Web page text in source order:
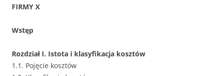
FIRMY X
Wstęp
Rozdział I. Istota i klasyfikacja kosztów
1.1. Pojęcie kosztów